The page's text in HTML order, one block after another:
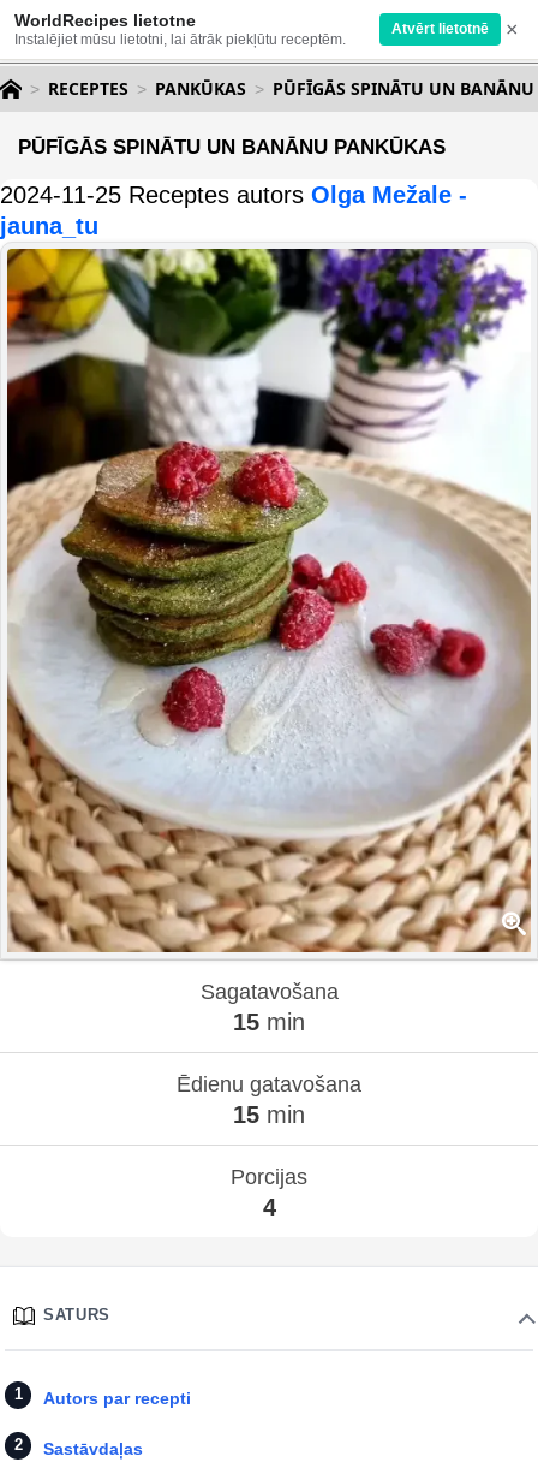
WorldRecipes lietotne
Instalējiet mūsu lietotni, lai ātrāk piekļūtu receptēm.
Atvērt lietotnē ×
RECEPTES PANKŪKAS PŪFĪGĀS SPINĀTU UN
PŪFĪGĀS SPINĀTU UN BANĀNU PANKŪKAS
2024-11-25 Receptes autors Olga Mežale -
jauna_tu
Sagatavošana
15 min
Ēdienu gatavošana
15 min
Porcijas
4
SATURS
Autors par recepti
Sastāvdaļas